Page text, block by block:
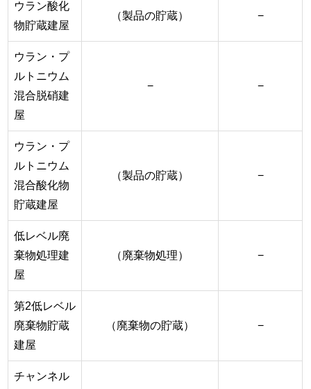
ウラン酸化
物貯蔵建屋
（製品の貯蔵） −
ウラン・プ
ルトニウム
混合脱硝建
屋
− −
ウラン・プ
ルトニウム
混合酸化物
貯蔵建屋
（製品の貯蔵） −
低レベル廃
棄物処理建
屋
（廃棄物処理） −
第2低レベル
廃棄物貯蔵
建屋
（廃棄物の貯蔵） −
チャンネル